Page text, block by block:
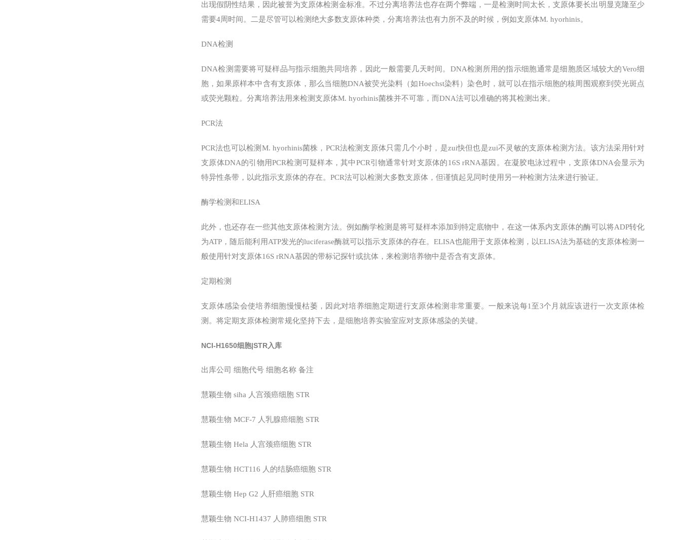
出现假阴性结果，因此被誉为支原体检测金标准。不过分离培养法也存在两个弊端，一是检测时间太长，支原体要长出明显克隆至少
需要4周时间。二是尽管可以检测绝大多数支原体种类，分离培养法也有力所不及的时候，例如支原体M. hyorhinis。
DNA检测
DNA检测需要将可疑样品与指示细胞共同培养，因此一般需要几天时间。DNA检测所用的指示细胞通常是细胞质区域较大的Vero细
胞，如果原样本中含有支原体，那么当细胞DNA被荧光染料（如Hoechst染料）染色时，就可以在指示细胞的核周围观察到荧光斑点
或荧光颗粒。分离培养法用来检测支原体M. hyorhinis菌株并不可靠，而DNA法可以准确的将其检测出来。
PCR法
PCR法也可以检测M. hyorhinis菌株，PCR法检测支原体只需几个小时，是zui快但也是zui不灵敏的支原体检测方法。该方法采用针对
支原体DNA的引物用PCR检测可疑样本，其中PCR引物通常针对支原体的16S rRNA基因。在凝胶电泳过程中，支原体DNA会显示为
特异性条带，以此指示支原体的存在。PCR法可以检测大多数支原体，但谨慎起见同时使用另一种检测方法来进行验证。
酶学检测和ELISA
此外，也还存在一些其他支原体检测方法。例如酶学检测是将可疑样本添加到特定底物中，在这一体系内支原体的酶可以将ADP转化
为ATP，随后能利用ATP发光的luciferase酶就可以指示支原体的存在。ELISA也能用于支原体检测，以ELISA法为基础的支原体检测一
般使用针对支原体16S rRNA基因的带标记探针或抗体，来检测培养物中是否含有支原体。
定期检测
支原体感染会使培养细胞慢慢枯萎，因此对培养细胞定期进行支原体检测非常重要。一般来说每1至3个月就应该进行一次支原体检
测。将定期支原体检测常规化坚持下去，是细胞培养实验室应对支原体感染的关键。
NCI-H1650细胞|STR入库
出库公司 细胞代号 细胞名称 备注
慧颖生物 siha 人宫颈癌细胞 STR
慧颖生物 MCF-7 人乳腺癌细胞 STR
慧颖生物 Hela 人宫颈癌细胞 STR
慧颖生物 HCT116 人的结肠癌细胞 STR
慧颖生物 Hep G2 人肝癌细胞 STR
慧颖生物 NCI-H1437 人肺癌细胞 STR